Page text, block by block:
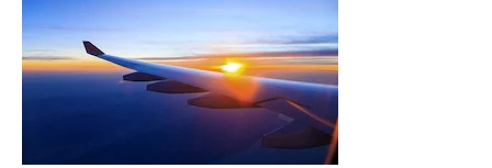
L'après-midi, temps libre pour visiter à votre rythme le quartier
d'Albaicin qui offre une perspective magnifique sur l'Alhambra et la
Sierra Nevada.
Retour en autocar vers Séville.
Retour à bord en fin d’après-midi.